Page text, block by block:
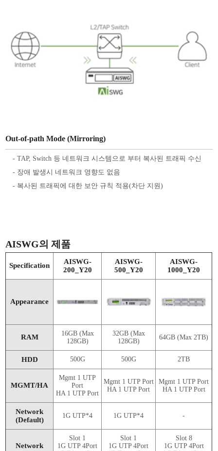
Out-of-path Mode (Mirroring)
- TAP, Switch 등 네트워크 시스템으로 부터 복사된 트래픽 수신
- 장애 발생시 네트워크 영향도 없음
- 복사된 트래픽에 대한 보안 규칙 적용(차단 지원)
AISWG의 제품
Specification
AISWG-
200_Y20
AISWG-
500_Y20
AISWG-
1000_Y20
Appearance
RAM
16GB (Max
128GB)
32GB (Max
128GB)
64GB (Max 2TB)
HDD 500G 500G 2TB
MGMT/HA
Mgmt 1 UTP
Port
HA 1 UTP Port
Mgmt 1 UTP Port
HA 1 UTP Port
Mgmt 1 UTP Port
HA 1 UTP Port
Network
(Default)
1G UTP*4 1G UTP*4 -
Network
Slot 1
1G UTP 4Port
Slot 1
1G UTP 4Port
Slot 8
1G UTP 4Port